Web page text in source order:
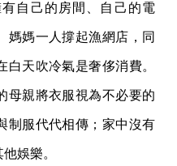
自己的房間、自己的電
媽媽一人撐起漁網店，同
天吹冷氣是奢侈消費。
母親將衣服視為不必要的
制服代代相傳；家中沒有
娛樂。